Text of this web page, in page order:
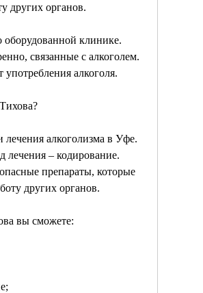
других органов.
оборудованной клинике.
связанные с алкоголем.
алкоголя.
лечения алкоголизма в Уфе.
лечения – кодирование.
препараты, которые
других органов.
вы сможете: